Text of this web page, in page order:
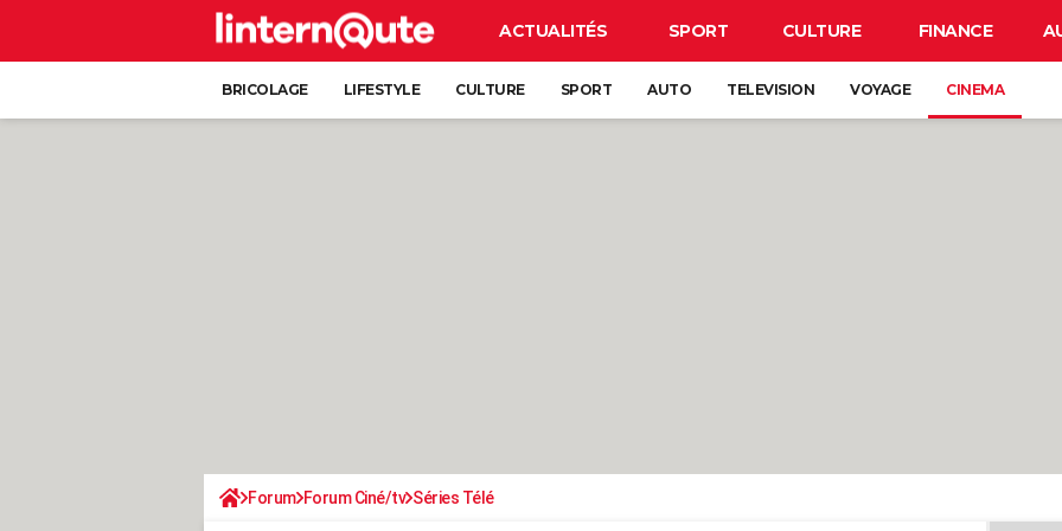
ACTUALITÉS SPORT CULTURE FINANCE
BRICOLAGE LIFESTYLE CULTURE SPORT AUTO TELEVISION VOYAGE CINEMA
Forum Forum Ciné/tv Séries Télé